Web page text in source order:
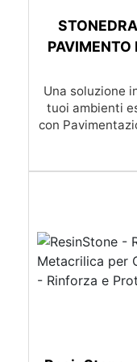
PAVIMENTO
Una soluzione
tuoi ambienti
con
trasformare
da ragazzi:
posatori.
preventivo
(servizio